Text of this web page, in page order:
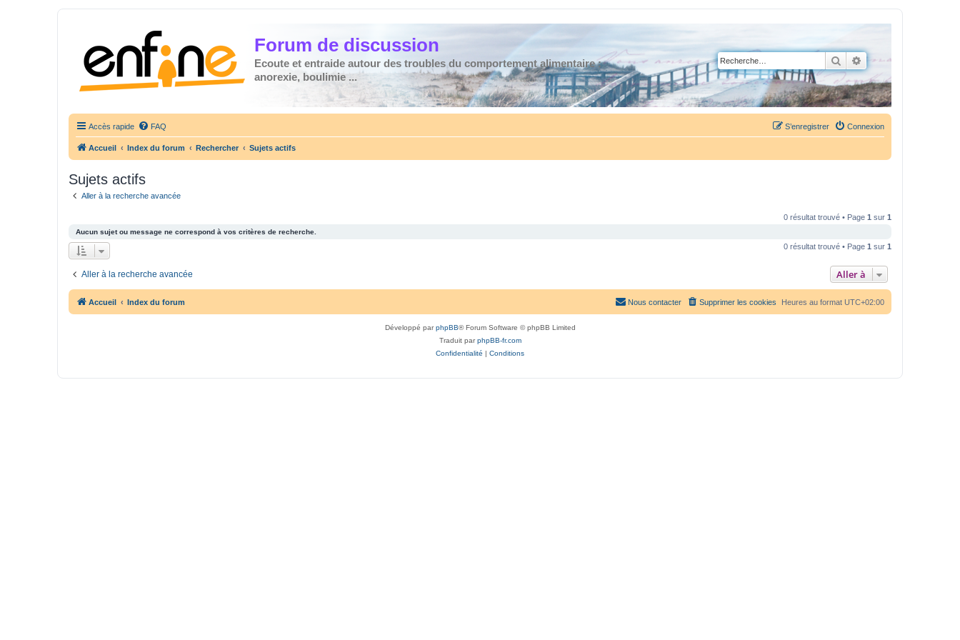
Forum de discussion
Ecoute et entraide autour des troubles du comportement alimentaire :
anorexie, boulimie ...
Rechercher
Recherche avancée
Accès rapide FAQ Connexion
S’enregistrer
Accueil Index du forum Rechercher Sujets actifs
Sujets actifs
Aller à la recherche avancée
0 résultat trouvé • Page 1 sur 1
Aucun sujet ou message ne correspond à vos critères de recherche.
0 résultat trouvé • Page 1 sur 1
Aller à la recherche avancée Aller à
Accueil Index du forum Heures au format UTC+02:00
Supprimer les cookies
Nous contacter
Développé parphpBB® Forum Software © phpBB Limited
Traduit parphpBB-fr.com
Confidentialité | Conditions